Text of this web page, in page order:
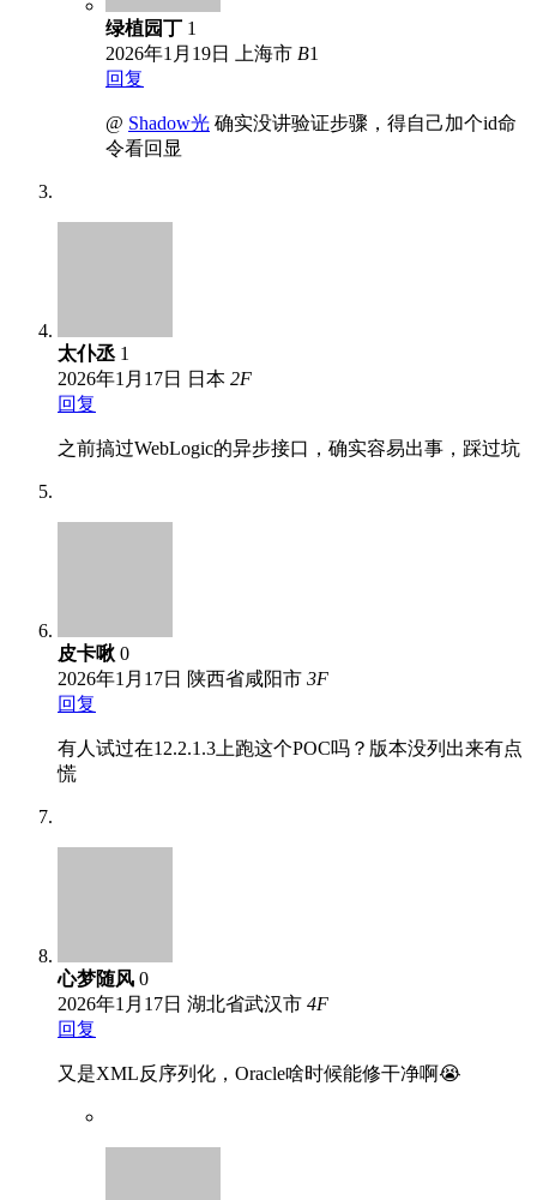
绿植园丁 1
2026年1月19日
上海市 B1
回复
@ Shadow光 确实没讲验证步骤，得自己加个id命
令看回显
太仆丞 1
2026年1月17日
日本 2F
回复
之前搞过WebLogic的异步接口，确实容易出事，踩过坑
皮卡啾 0
2026年1月17日 陕西省咸阳市 3F
回复
有人试过在12.2.1.3上跑这个POC吗？版本没列出来有点
慌
心梦随风 0
2026年1月17日 湖北省武汉市 4F
回复
又是XML反序列化，Oracle啥时候能修干净啊😭